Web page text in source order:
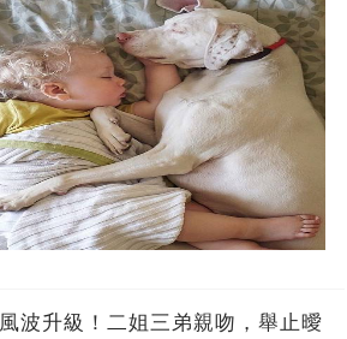
波升級！二姐三弟親吻，舉止曖